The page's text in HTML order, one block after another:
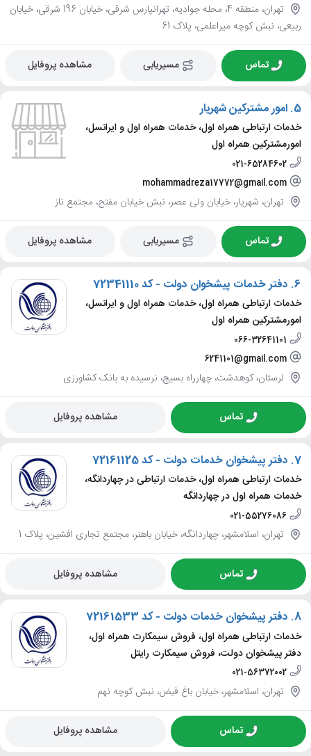
تهران، منطقه 4، محله جوادیه، تهرانپارس شرقی، خیابان 196 شرقی، خیابان
ربیعی، نبش کوچه میراعلمی، پلاک 61
تماس مسیریابی مشاهده پروفایل
5. امور مشترکین شهریار
خدمات ارتباطی همراه اول، خدمات همراه اول و ایرانسل،
امورمشترکین همراه اول
021-65284602
mohammadreza17772@gmail.com
تهران، شهریار، خیابان ولی عصر، نبش خیابان مفتح، مجتمع ناز
تماس مسیریابی مشاهده پروفایل
6. دفتر خدمات پیشخوان دولت - کد 72341110
خدمات ارتباطی همراه اول، خدمات همراه اول و ایرانسل،
امورمشترکین همراه اول
066-32641101
6241101@gmail.com
لرستان، کوهدشت، چهارراه بسیج، نرسیده به بانک کشاورزی
تماس مشاهده پروفایل
7. دفتر پیشخوان خدمات دولت - کد 72161125
خدمات ارتباطی همراه اول، خدمات ارتباطی در چهاردانگه،
خدمات همراه اول در چهاردانگه
021-55276086
تهران، اسلامشهر، چهاردانگه، خیابان باهنر، مجتمع تجاری افشین، پلاک 1
تماس مشاهده پروفایل
8. دفتر پیشخوان خدمات دولت - کد 72161533
خدمات ارتباطی همراه اول، فروش سیمکارت همراه اول،
دفتر پیشخوان دولت، فروش سیمکارت رایتل
021-56372002
تهران، اسلامشهر، خیابان باغ فیض، نبش کوچه نهم
تماس مشاهده پروفایل